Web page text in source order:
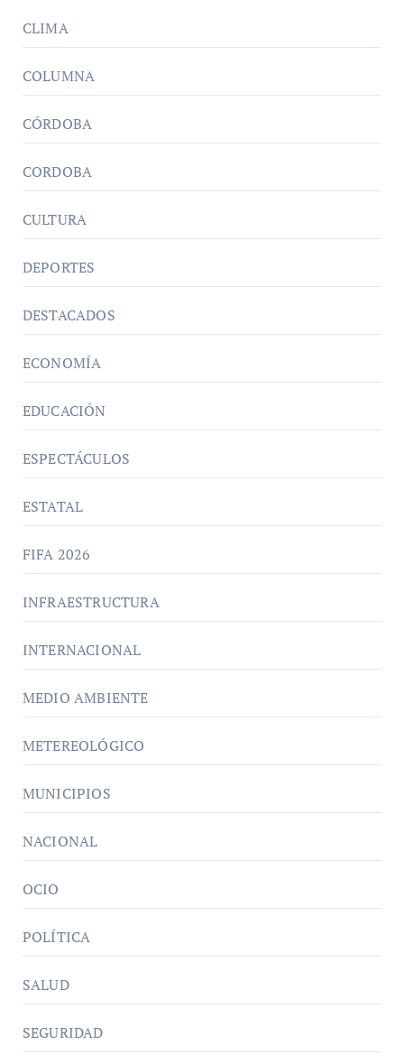
CLIMA
COLUMNA
CÓRDOBA
CORDOBA
CULTURA
DEPORTES
DESTACADOS
ECONOMÍA
EDUCACIÓN
ESPECTÁCULOS
ESTATAL
FIFA 2026
INFRAESTRUCTURA
INTERNACIONAL
MEDIO AMBIENTE
METEREOLÓGICO
MUNICIPIOS
NACIONAL
OCIO
POLÍTICA
SALUD
SEGURIDAD